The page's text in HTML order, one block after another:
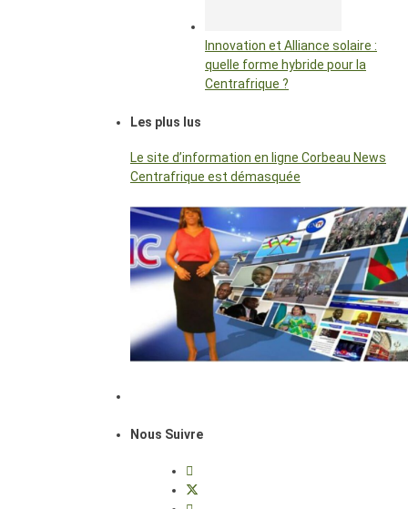
Innovation et Alliance solaire :
quelle forme hybride pour la
Centrafrique ?
Les plus lus
Le site d’information en ligne Corbeau News
Centrafrique est démasquée
Nous Suivre